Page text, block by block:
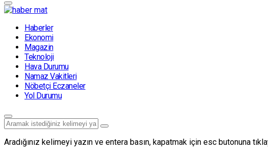
Haberler
Ekonomi
Magazin
Teknoloji
Hava Durumu
Namaz Vakitleri
Nöbetçi Eczaneler
Yol Durumu
Aradığınız kelimeyi yazın ve entera basın, kapatmak için esc butonuna